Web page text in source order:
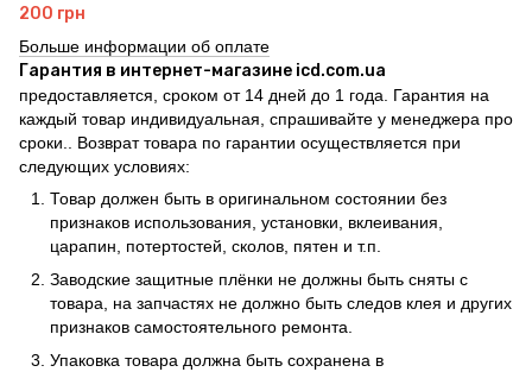
200 грн
Больше информации об оплате
Гарантия в интернет-магазине icd.com.ua
предоставляется, сроком от 14 дней до 1 года. Гарантия на
каждый товар индивидуальная, спрашивайте у менеджера про
сроки.. Возврат товара по гарантии осуществляется при
следующих условиях:
Товар должен быть в оригинальном состоянии без
признаков использования, установки, вклеивания,
царапин, потертостей, сколов, пятен и т.п.
Заводские защитные плёнки не должны быть сняты с
товара, на запчастях не должно быть следов клея и других
признаков самостоятельного ремонта.
Упаковка товара должна быть сохранена в